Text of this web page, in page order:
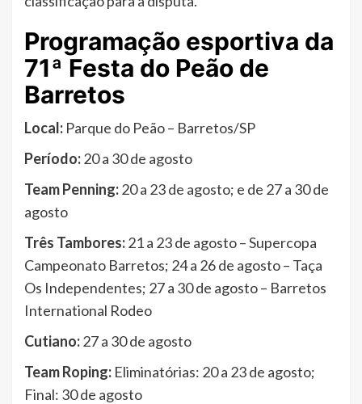
Programação esportiva da
71ª Festa do Peão de
Barretos
Local: Parque do Peão – Barretos/SP
Período:20 a 30 de agosto
Team Penning:20 a 23 de agosto; e de 27 a 30 de
agosto
Três Tambores:21 a 23 de agosto – Supercopa
Campeonato Barretos; 24 a 26 de agosto – Taça
Os Independentes; 27 a 30 de agosto – Barretos
International Rodeo
Cutiano:27 a 30 de agosto
Team Roping: Eliminatórias: 20 a 23 de agosto;
Final: 30 de agosto